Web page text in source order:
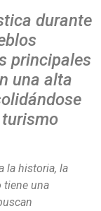
durante
principales
una alta
la historia, la
tiene una